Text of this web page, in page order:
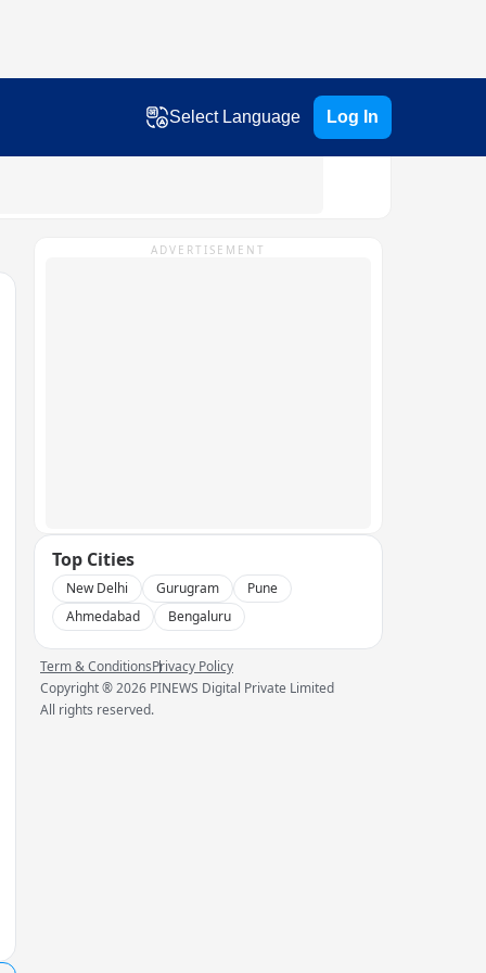
Select Language Log In
ADVERTISEMENT
Top Cities
New Delhi Gurugram
Pune
Ahmedabad
Bengaluru
Term & ConditionsPrivacy Policy
Copyright ®2026 PINEWS Digital Private Limited
All rights reserved.